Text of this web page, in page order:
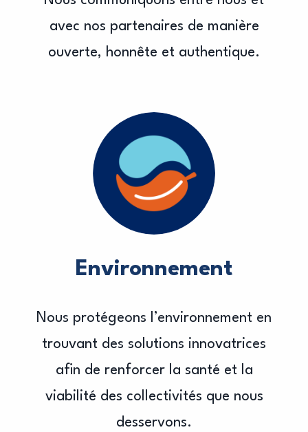
avec nos partenaires de manière
ouverte, honnête et authentique.
Environnement
Nous protégeons l’environnement en
trouvant des solutions innovatrices
afin de renforcer la santé et la
viabilité des collectivités que nous
desservons.